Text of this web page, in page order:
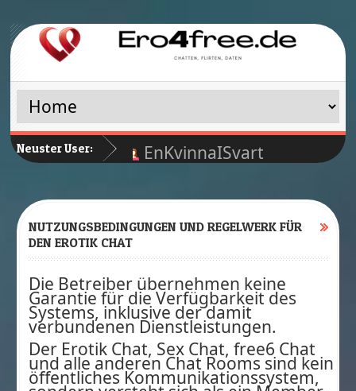
Neuster User:
EnKvinnaISvart
MissT
Nedja
Schnoges76
NUTZUNGSBEDINGUNGEN UND REGELWERK FÜR
DEN EROTIK CHAT
Die Betreiber übernehmen keine
Garantie für die Verfügbarkeit des
Systems, inklusive der damit
verbundenen Dienstleistungen.
Der Erotik Chat, Sex Chat, free6 Chat
und alle anderen Chat Rooms sind kein
öffentliches Kommunikationssystem,